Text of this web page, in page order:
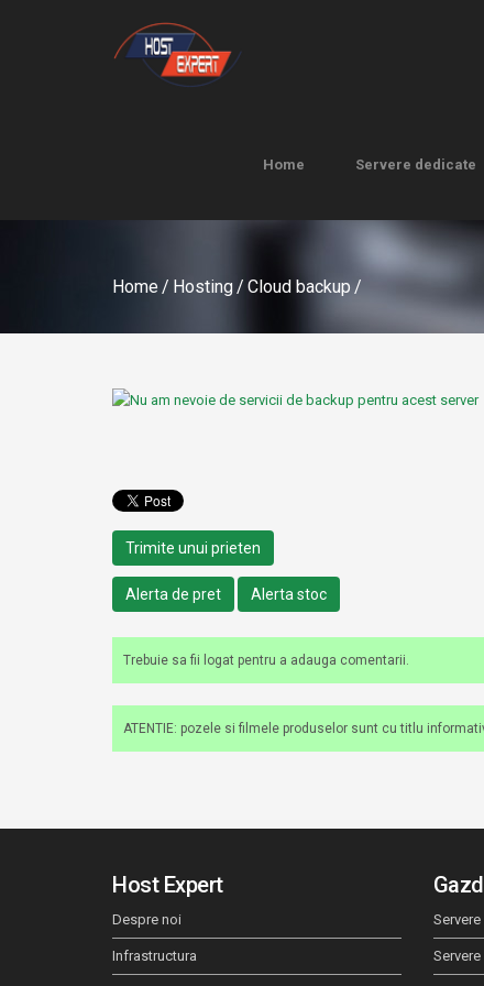
Home Servere dedicate
Home / Hosting/ Cloud backup/
Trimite unui prieten
Alerta de pret Alerta stoc
Trebuie sa fii logat pentru a adauga comentarii.
ATENTIE: pozele si filmele produselor sunt cu titlu
Host Expert
Despre noi
Infrastructura